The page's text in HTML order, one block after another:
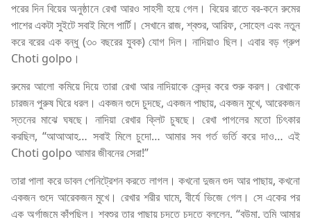
পরের দিন বিয়ের অনুষ্ঠানে রেখা আরও সাহসী হয়ে গেল। বিয়ের রাতে বর-কনে রুমের
পাশের একটা সুইটে সবাই মিলে পার্টি। সেখানে রাজ, শ্বশুর, আরিফ, সোহেল এবং নতুন
করে বরের এক বন্ধু (৩০ বছরের যুবক) যোগ দিল। নাদিয়াও ছিল। এবার বড় গ্রুপ
Choti golpo।
রুমের আলো কমিয়ে দিয়ে তারা রেখা আর নাদিয়াকে কেন্দ্র করে শুরু করল। রেখাকে
চারজন পুরুষ ঘিরে ধরল। একজন গুদে চুদছে, একজন পাছায়, একজন মুখে, আরেকজন
স্তনের মাঝে ঘষছে। নাদিয়া রেখার ক্লিট চুষছে। রেখা পাগলের মতো চিৎকার
করছিল, “আআআহ… সবাই মিলে চুদো… আমার সব গর্ত ভর্তি করে দাও… এই
Choti golpo আমার জীবনের সেরা!”
তারা পালা করে ডাবল পেনিট্রেশন করতে লাগল। কখনো দুজন গুদ আর পাছায়, কখনো
একজন গুদে আরেকজন মুখে। রেখার শরীর ঘামে, বীর্যে ভিজে গেল। সে একের পর
এক অর্গাজমে কাঁপছিল। শ্বশুর তার পাছায় চুদতে চুদতে বললেন, “বউমা, তুমি আমার